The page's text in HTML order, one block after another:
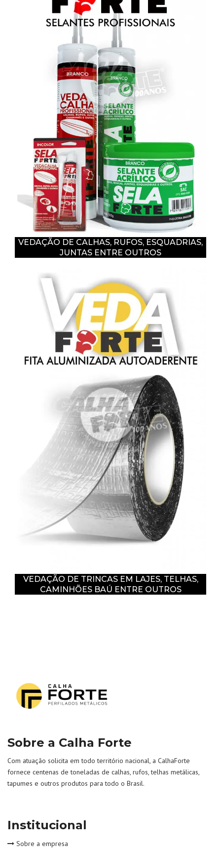
VEDAÇÃO DE CALHAS, RUFOS, ESQUADRIAS,
JUNTAS ENTRE OUTROS
VEDAÇÃO DE TRINCAS EM LAJES, TELHAS,
CAMINHÕES BAÚ ENTRE OUTROS
Sobre a Calha Forte
Com atuação solicita em todo território nacional, a CalhaForte
fornece centenas de toneladas de calhas, rufos, telhas metálicas,
tapumes e outros produtos para todo o Brasil.
Institucional
Sobre a empresa